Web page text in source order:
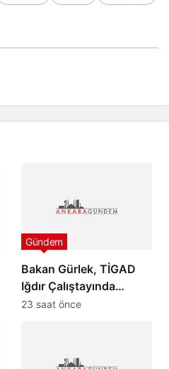
Bakan Gürlek, TİGAD
Iğdır Çalıştayında
konuştu: “Türkiye pazar
Gündem
23 saat önce